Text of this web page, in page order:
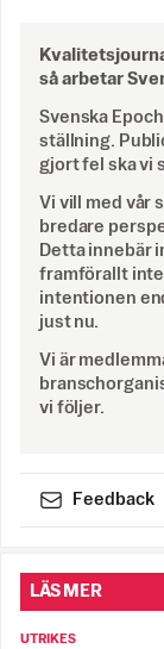
så arbetar
Svenska
ställning.
gjort fel ska vi
Vi vill med vår
bredare
Detta innebär
framförallt
intentionen
just nu.
Vi är
vi följer.
Feedback
LÄS MER
UTRIKES